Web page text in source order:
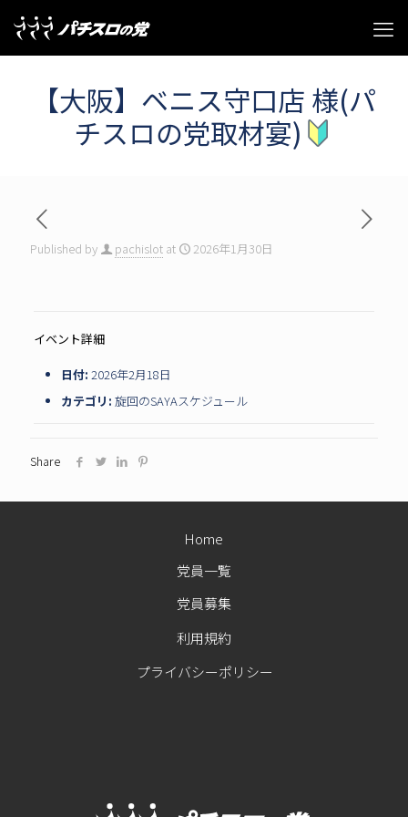
【大阪】ベニス守口店 様(パ
チスロの党取材宴)
Published by pachislot at 2026年1月30日
イベント詳細
日付: 2026年2月18日
カテゴリ: 旋回のSAYAスケジュール
Share
党員一覧
党員募集
利用規約
Home
プライバシーポリシー